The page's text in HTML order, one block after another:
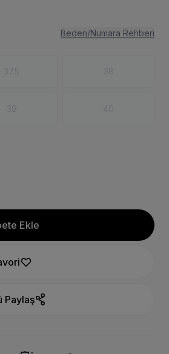
Beden/Numara Rehberi
Ekle
Paylaş